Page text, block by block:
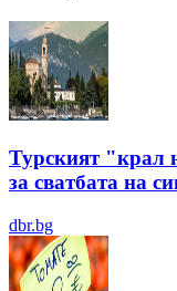
Турският "крал
за сватбата на
dbr.bg